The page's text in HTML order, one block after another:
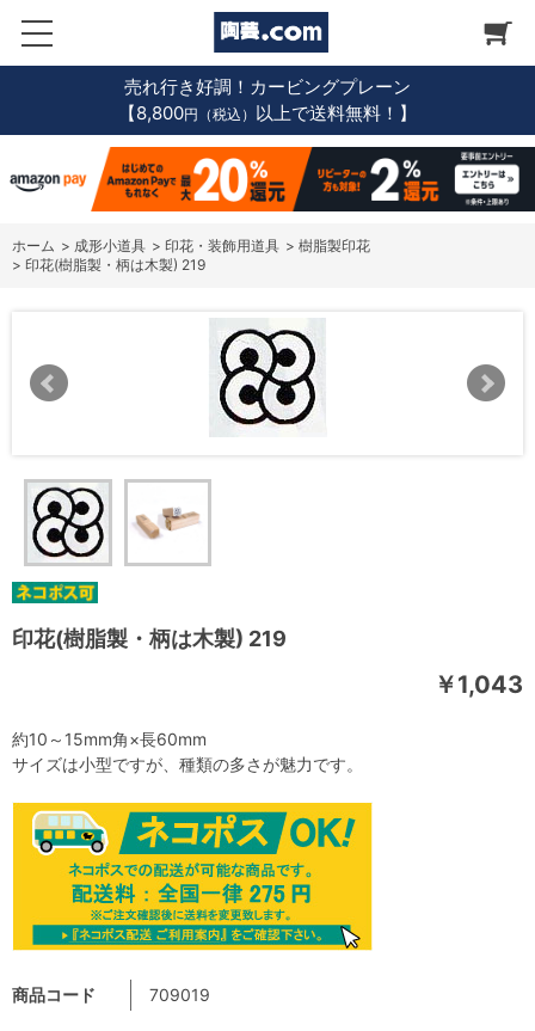
売れ行き好調！カービングプレーン
【8,800円（税込） 以上で送料無料！】
ホーム > 成形小道具 > 印花・装飾用道具 > 樹脂製印花
> 印花(樹脂製・柄は木製) 219
印花(樹脂製・柄は木製) 219
￥1,043
商品コード 709019
約10～15mm角×長60mm
サイズは小型ですが、種類の多さが魅力です。